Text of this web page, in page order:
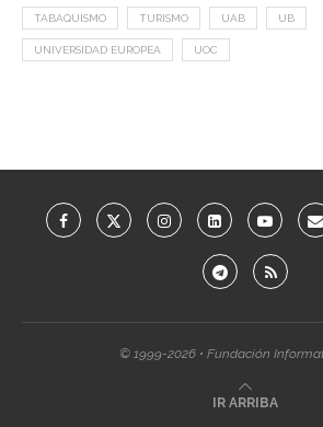
TABAQUISMO TURISMO UAB UB
UNIVERSIDAD EUROPEA UOC
© 1999-2026 • Fundación
IR ARRIBA